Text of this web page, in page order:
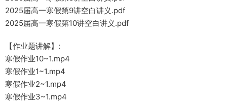
2025届高一寒假第9讲空白讲义.pdf
2025届高一寒假第10讲空白讲义.pdf
【作业题讲解】:
寒假作业10~1.mp4
寒假作业1~1.mp4
寒假作业2~1.mp4
寒假作业3~1.mp4